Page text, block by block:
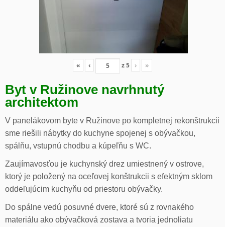
« ‹ z5 › »
Byt v Ružinove navrhnutý
architektom
V panelákovom byte v Ružinove po kompletnej rekonštrukcii
sme riešili nábytky do kuchyne spojenej s obývačkou,
spálňu, vstupnú chodbu a kúpeľňu s WC.
Zaujímavosťou je kuchynský drez umiestnený v ostrove,
ktorý je položený na oceľovej konštrukcii s efektným sklom
oddeľujúcim kuchyňu od priestoru obývačky.
Do spálne vedú posuvné dvere, ktoré sú z rovnakého
materiálu ako obývačková zostava a tvoria jednoliatu